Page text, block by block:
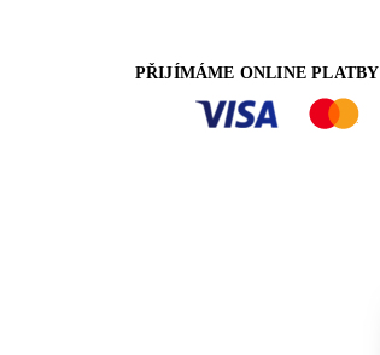
PŘIJÍMÁME ONLINE PLATBY